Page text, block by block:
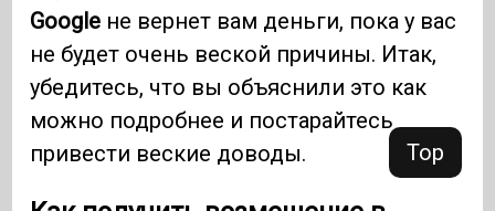
Top
Google не вернет вам деньги, пока у вас
не будет очень веской причины. Итак,
убедитесь, что вы объяснили это как
можно подробнее и постарайтесь
привести веские доводы.